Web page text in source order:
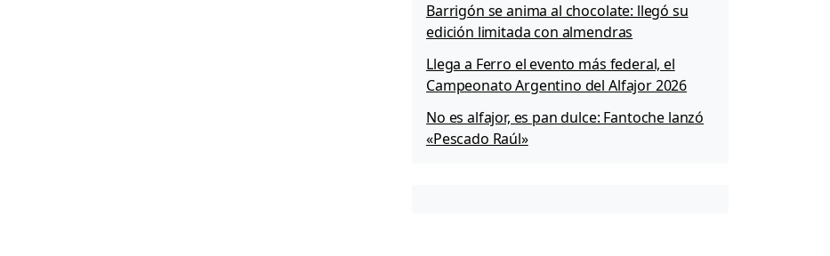
Barrigón se anima al chocolate: llegó su
edición limitada con almendras
Llega a Ferro el evento más federal, el
Campeonato Argentino del Alfajor 2026
No es alfajor, es pan dulce: Fantoche lanzó
«Pescado Raúl»